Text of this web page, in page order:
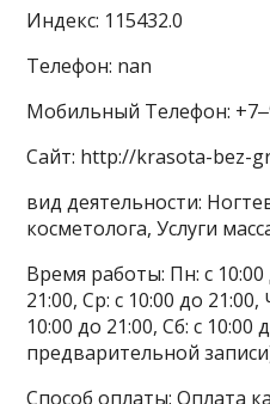
Индекс: 115432.0
Телефон: nan
Мобильный Телефон:
Сайт: http://krasota-bez-
вид деятельности:
косметолога, Услуги
Время работы: Пн: с 10:00
21:00, Ср: с 10:00 до
10:00 до 21:00, Сб: с
предварительной
Способ оплаты: Оплата